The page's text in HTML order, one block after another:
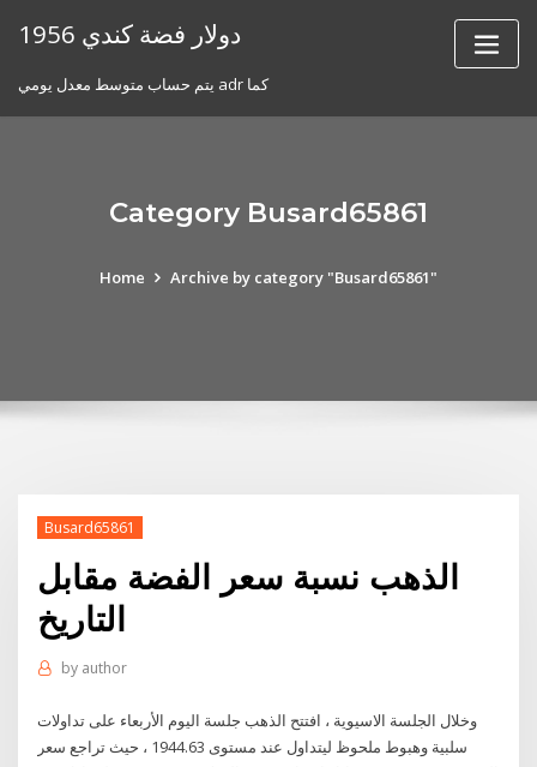
1956 دولار فضة كندي
يتم حساب متوسط ​​معدل يومي adr كما
Category Busard65861
Home Archive by category "Busard65861"
Busard65861
الذهب نسبة سعر الفضة مقابل
التاريخ
by author
وخلال الجلسة الاسيوية ، افتتح الذهب جلسة اليوم الأربعاء على تداولات
سلبية وهبوط ملحوظ ليتداول عند مستوى 1944.63 ، حيث تراجع سعر